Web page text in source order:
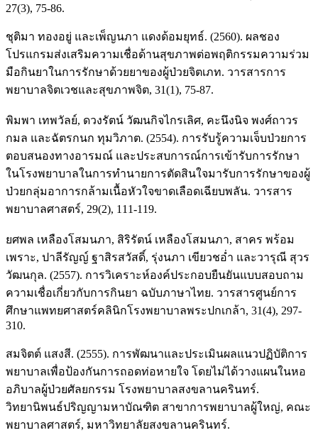
27(3), 75-86.
ชุติมา ทองอยู่ และเพ็ญนภา แดงด้อมยุทธ์. (2560). ผลชอง
โปรแกรมส่งเสริมความเชื่อด้านสุขภาพต่อพฤติกรรมความร่วม
มือกินยาในการรักษาด้วยยาของผู้ป่วยจิตเภท. วารสารการ
พยาบาลจิตเวชและสุขภาพจิต, 31(1), 75-87.
พิมพา เทพวัลย์, ดวงรัตน์ วัฒนกิจไกรเลิศ, คะนึงนิจ พงศ์ถาวร
กมล และฉัตรกนก ทุมวิภาต. (2554). การรับรู้ความเจ็บป่วยการ
ตอบสนองทางอารมณ์ และประสบการณ์การเข้ารับการรักษา
ในโรงพยาบาลในการทำนายการตัดสินใจมารับการรักษาของผู้
ป่วยกลุ่มอาการกล้ามเนื้อหัวใจขาดเลือดเฉียบพลัน. วารสาร
พยาบาลศาสตร์, 29(2), 111-119.
ยศพล เหลืองโสมนภา, สิริรัตน์ เหลืองโสมนภา, สาคร พร้อม
เพราะ, ปาลีรัญญ์ ฐาสิรสวัสดิ์, รุ่งนภา เขียวชอ่ำ และวารุณี สุวร
วัฒนกุล. (2557). การวิเคราะห์องค์ประกอบยืนยันแบบสอบถาม
ความเชื่อเกี่ยวกับการกินยา ฉบับภาษาไทย. วารสารศูนย์การ
ศึกษาแพทยศาสตร์คลินิกโรงพยาบาลพระปกเกล้า, 31(4), 297-
310.
สมจิตต์ แสงสี. (2555). การพัฒนาและประเมินผลแนวปฏิบัติการ
พยาบาลเพื่อป้องกันการถอดท่อหายใจ โดยไม่ได้วางแผนในหอ
อภิบาลผู้ป่วยศัลยกรรม โรงพยาบาลสงขลานครินทร์.
วิทยานิพนธ์ปริญญามหาบัณฑิต สาขาการพยาบาลผู้ใหญ่, คณะ
พยาบาลศาสตร์, มหาวิทยาลัยสงขลานครินทร์.